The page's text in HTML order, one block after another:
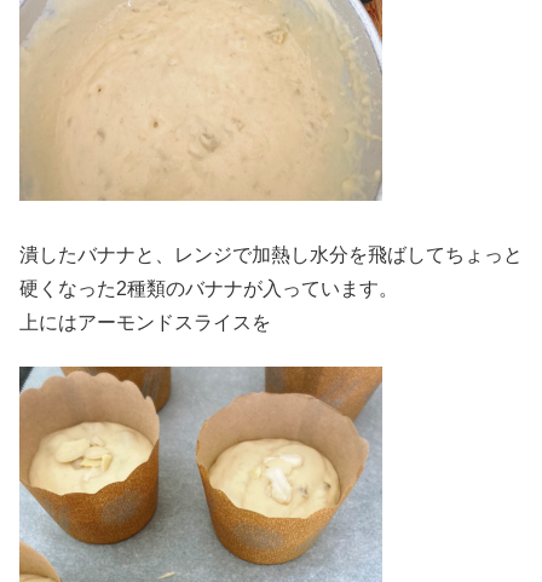
潰したバナナと、レンジで加熱し水分を飛ばしてちょっと
硬くなった2種類のバナナが入っています。
上にはアーモンドスライスを